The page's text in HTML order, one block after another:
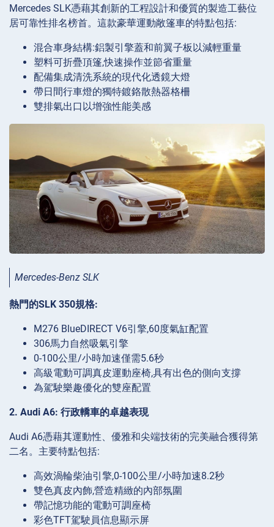
Mercedes SLK憑藉其創新的工程設計和優質的製造工藝位
居可靠性排名榜首。這款豪華運動敞篷車的特點包括:
混合車身結構:鋁製引擎蓋和前翼子板以減輕重量
塑料可折疊頂篷,快速操作並節省重量
配備集成清洗系統的現代化透鏡大燈
帶日間行車燈的獨特鍍鉻散熱器格柵
雙排氣出口以增強性能美感
Mercedes-Benz SLK
熱門的SLK 350規格:
M276 BlueDIRECT V6引擎,60度氣缸配置
306馬力自然吸氣引擎
0-100公里/小時加速僅需5.6秒
高級電動可調真皮運動座椅,具有出色的側向支撐
為駕駛樂趣優化的雙座配置
2. Audi A6: 行政轎車的卓越表現
Audi A6憑藉其運動性、優雅和尖端技術的完美融合獲得第
二名。主要特點包括:
高效渦輪柴油引擎,0-100公里/小時加速8.2秒
雙色真皮內飾,營造精緻的內部氛圍
帶記憶功能的電動可調座椅
彩色TFT駕駛員信息顯示屏